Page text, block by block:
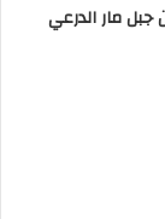
جبل مار الدرعي